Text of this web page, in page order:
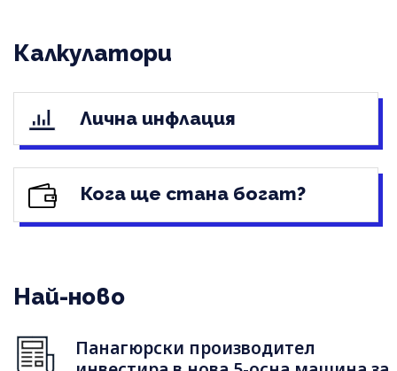
Калкулатори
Лична инфлация
Кога ще стана богат?
Най-ново
Панагюрски производител